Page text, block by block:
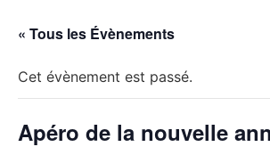
« Tous les Évènements
Cet évènement est passé.
Apéro de la nouvelle